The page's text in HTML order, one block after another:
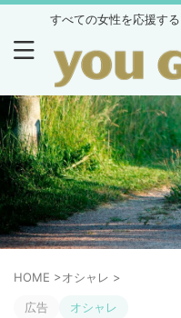
すべての女性を応援す
HOME >オシャレ >
広告 オシャレ